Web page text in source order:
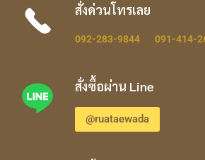
สั่งด่วนโทรเลย
092-283-9844 091-414-
สั่งซื้อผ่าน Line
@ruataewada